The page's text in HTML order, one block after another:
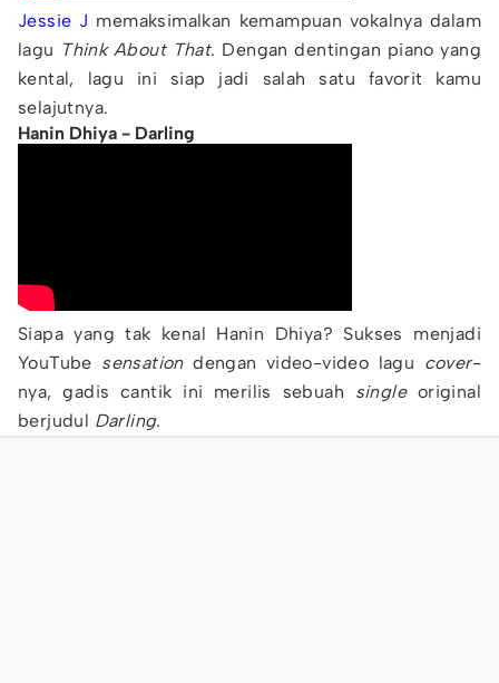
Jessie J memaksimalkan kemampuan vokalnya dalam
lagu Think About That. Dengan dentingan piano yang
kental, lagu ini siap jadi salah satu favorit kamu
selajutnya.
Hanin Dhiya - Darling
Siapa yang tak kenal Hanin Dhiya? Sukses menjadi
YouTube sensationdengan video-video lagu cover-
nya, gadis cantik ini merilis sebuah singleoriginal
berjudul Darling.